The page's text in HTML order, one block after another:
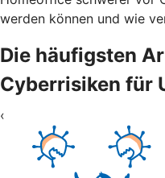
werden können und wie
Die häufigsten
Cyberrisiken für
‹